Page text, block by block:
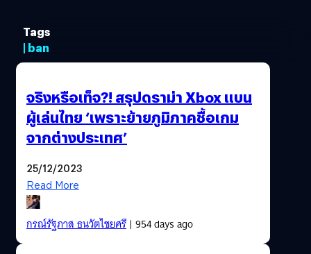
Tags
| ban
จริงหรือเท็จ?! สรุปดราม่า Xbox แบน
ผู้เล่นไทย ‘เพราะย้ายภูมิภาคชื้อเกม
จากต่างประเทศ’
25/12/2023
Read More
กรณ์รัฐภาส ธนวัตไชยศรี| 954 days ago